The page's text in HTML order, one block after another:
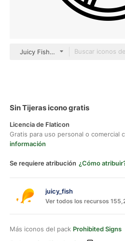
Juicy Fish Outline
Sin Tijeras icono gratis
Licencia de Flaticon
Gratis para uso personal o comercial
información
Se requiere atribución ¿Cómo
juicy_fish
Ver todos los recursos
Más iconos del pack Prohibited Signs